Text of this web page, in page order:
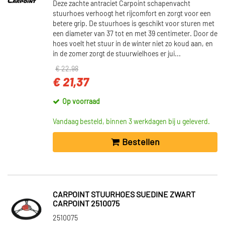
Deze zachte antraciet Carpoint schapenvacht
stuurhoes verhoogt het rijcomfort en zorgt voor een
betere grip. De stuurhoes is geschikt voor sturen met
een diameter van 37 tot en met 39 centimeter. Door de
hoes voelt het stuur in de winter niet zo koud aan, en
in de zomer zorgt de stuurwielhoes er jui...
€ 22,98
€ 21,37
Op voorraad
Vandaag besteld, binnen 3 werkdagen bij u geleverd.
Bestellen
CARPOINT STUURHOES SUEDINE ZWART
CARPOINT 2510075
2510075